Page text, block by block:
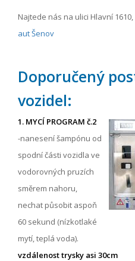
Najtede nás na ulici Hlavní
aut Šenov
Doporučený
vozidel:
1. MYCÍ PROGRAM č.2
-nanesení šampónu od
spodní části vozidla ve
vodorovných pruzích
směrem nahoru,
nechat působit aspoň
60 sekund (nízkotlaké
mytí, teplá voda).
vzdálenost trysky asi 30cm